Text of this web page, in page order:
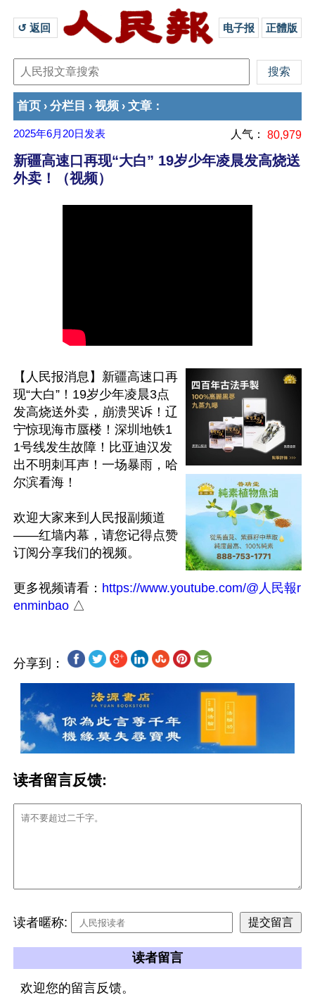
↺ 返回 电子报 正體版
首页 › 分栏目 › 视频 › 文章 ：
2025年6月20日 发表 人气： 80,979
新疆高速口再现“大白” 19岁少年凌晨发高烧送
外卖！（视频）
【人民报消息】新疆高速口再
现“大白”！19岁少年凌晨3点
发高烧送外卖，崩溃哭诉！辽
宁惊现海市蜃楼！深圳地铁1
1号线发生故障！比亚迪汉发
出不明刺耳声！一场暴雨，哈
尔滨看海！
欢迎大家来到人民报副频道
——红墙内幕，请您记得点赞
订阅分享我们的视频。
更多视频请看： https://www.youtube.com/@人民報r
enminbao
分享到：
读者留言反馈:
读者暱称:
读者留言
欢迎您的留言反馈。